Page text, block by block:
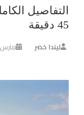
التفاصيل
45 دقيقة
ليندا خضر مارس 28, 2017